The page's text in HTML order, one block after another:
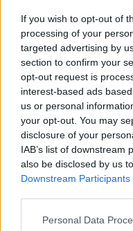
If you wish to opt-out of
processing of your
targeted advertising by
section to confirm your
opt-out request is
interest-based ads
us or personal
your opt-out. You may
disclosure of your
IAB’s list of downstream
also be disclosed by us
Downstream Participants
Please note that this
Personal Data
Meghan
az ősz sztárja
Egyébként Katalin
hagyva a jóval